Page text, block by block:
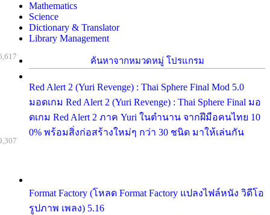
Mathematics
Science
Dictionary & Translator
Library Management
ค้นหาจากหมวดหมู่ โปรแกรม
Red Alert 2 (Yuri Revenge) : Thai Sphere Final Mod 5.0
มอดเกม Red Alert 2 (Yuri Revenge) : Thai Sphere Final มอ
ดเกม Red Alert 2 ภาค Yuri ในตำนาน จากฝีมือคนไทย 10
0% พร้อมสิ่งก่อสร้างใหม่ๆ กว่า 30 ชนิด มาให้เล่นกัน
Format Factory (โหลด Format Factory แปลงไฟล์หนัง วิดีโอ
รูปภาพ เพลง) 5.16